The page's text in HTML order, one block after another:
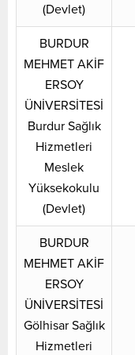
(Devlet)
BURDUR
MEHMET AKİF
ERSOY
ÜNİVERSİTESİ
Burdur Sağlık
Hizmetleri
Meslek
Yüksekokulu
(Devlet)
BURDUR
MEHMET AKİF
ERSOY
ÜNİVERSİTESİ
Gölhisar Sağlık
Hizmetleri